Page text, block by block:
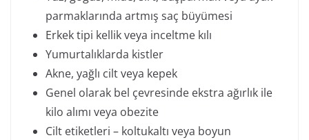
parmaklarında artmış saç büyümesi
Erkek tipi kellik veya inceltme kılı
Yumurtalıklarda kistler
Akne, yağlı cilt veya kepek
Genel olarak bel çevresinde ekstra ağırlık ile
kilo alımı veya obezite
Cilt etiketleri – koltukaltı veya boyun